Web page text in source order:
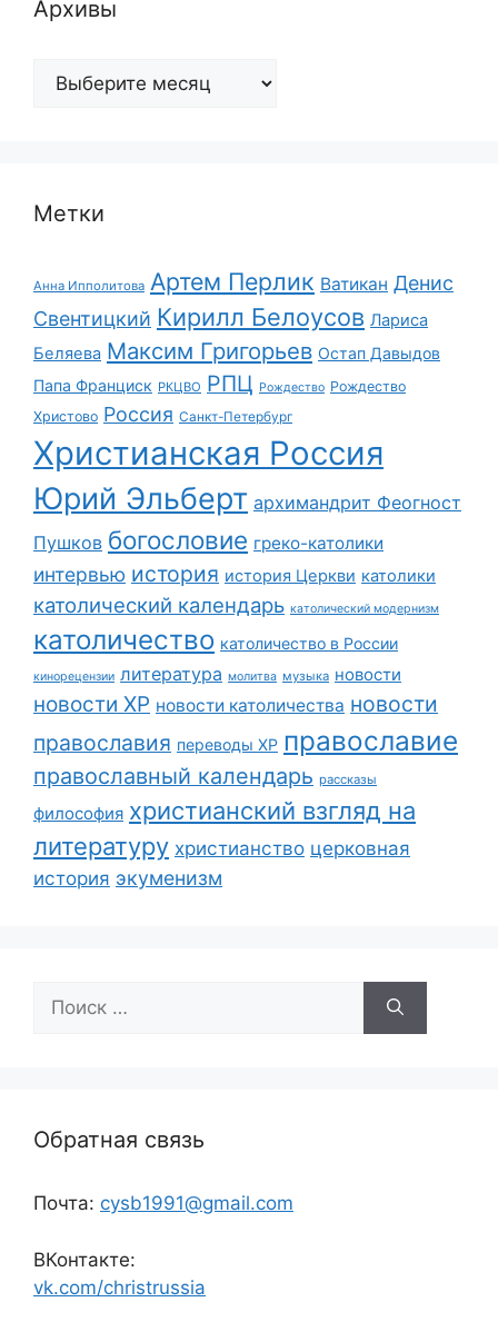
Архивы
Архивы
Метки
Анна Ипполитова Артем Перлик Ватикан Денис
Свентицкий Кирилл Белоусов Лариса
Беляева Максим Григорьев Остап Давыдов
Папа Франциск РКЦВО РПЦ Рождество Рождество
Христово Россия Санкт-Петербург
Христианская Россия
Юрий Эльберт архимандрит Феогност
Пушков богословие греко-католики
интервью история история Церкви католики
католический календарь католический модернизм
католичество католичество в России
кинорецензии литература молитва музыка новости
новости ХР новости католичества новости
православия переводы ХР православие
православный календарь рассказы
философия христианский взгляд на
литературу христианство церковная
история экуменизм
Поиск:
Обратная связь
Почта: cysb1991@gmail.com
ВКонтакте:
vk.com/christrussia